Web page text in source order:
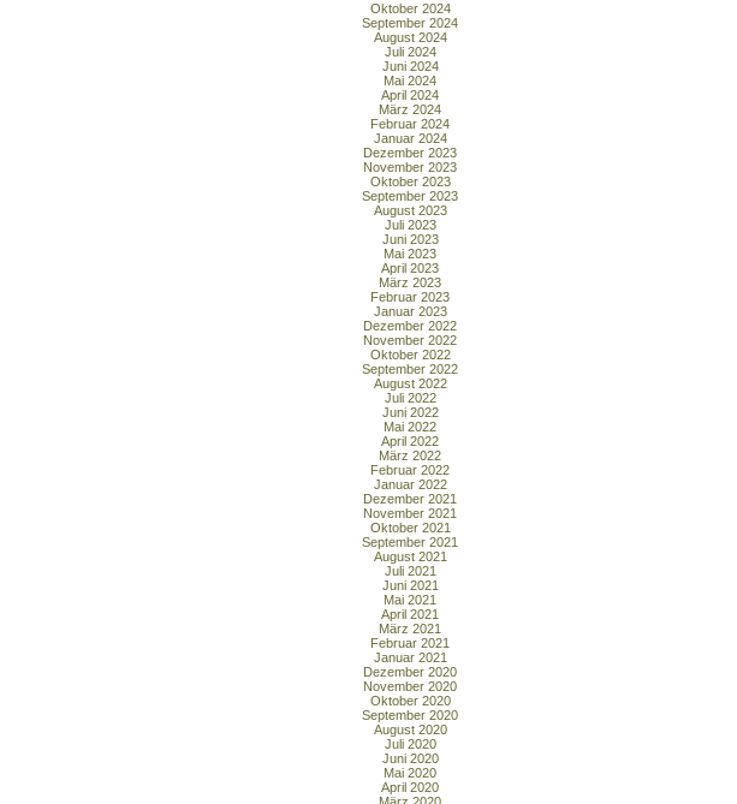
Oktober 2024
September 2024
August 2024
Juli 2024
Juni 2024
Mai 2024
April 2024
März 2024
Februar 2024
Januar 2024
Dezember 2023
November 2023
Oktober 2023
September 2023
August 2023
Juli 2023
Juni 2023
Mai 2023
April 2023
März 2023
Februar 2023
Januar 2023
Dezember 2022
November 2022
Oktober 2022
September 2022
August 2022
Juli 2022
Juni 2022
Mai 2022
April 2022
März 2022
Februar 2022
Januar 2022
Dezember 2021
November 2021
Oktober 2021
September 2021
August 2021
Juli 2021
Juni 2021
Mai 2021
April 2021
März 2021
Februar 2021
Januar 2021
Dezember 2020
November 2020
Oktober 2020
September 2020
August 2020
Juli 2020
Juni 2020
Mai 2020
April 2020